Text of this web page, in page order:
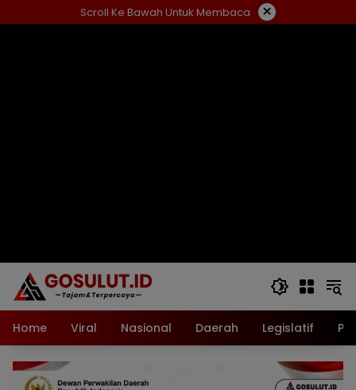
ke
Scroll Ke Bawah Untuk Membaca ×
Home Viral Nasional Daerah Legislatif